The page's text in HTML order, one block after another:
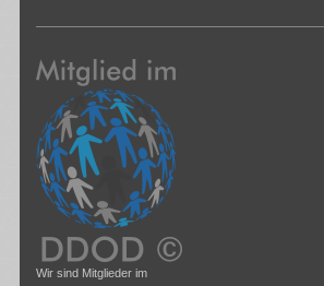
Wir sind Mitglieder im